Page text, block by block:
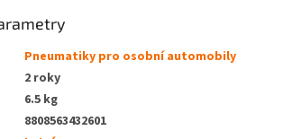
Pneumatiky pro osobní automobily
2 roky
6.5 kg
8808563432601